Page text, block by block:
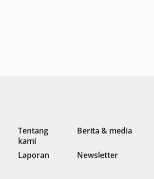
Tentang
kami
Berita & media
Laporan Newsletter